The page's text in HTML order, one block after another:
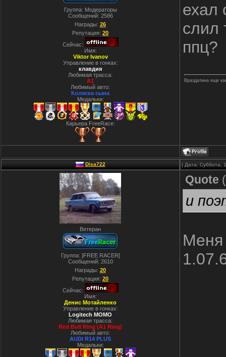
Группа: Модераторы
Сообщений: 2586
Награды: 26
Репутация: 20
Сейчас:
Имя:
Viktor Ivanov
Управление в гонках:
клавдия
Любимая трасса:
A1
Любимый авто:
Коляска сына
Медальки:
Карьера FreeRace:
ехал
слил
ппц?
Враздатина еще
Disa722 | Дата: Суббота,
Ветеран
Группа: ]FREE RACER[
Сообщений: 2610
Награды: 20
Репутация: 20
Сейчас:
Имя:
Денис Мотайленко
Управление в гонках:
Logitech MOMO
Любимая трасса:
Red Bull Ring (A1 Ring)
Любимый авто:
AUDI R14 PLUS
Медальки:
Quote (
и
Меня